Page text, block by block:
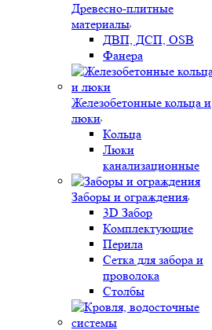
Древесно-плитные
материалы
ДВП, ДСП, OSB
Фанера
Железобетонные кольца и
люки
Кольца
Люки
канализационные
Заборы и ограждения
3D Забор
Комплектующие
Перила
Сетка для забора и
проволока
Столбы